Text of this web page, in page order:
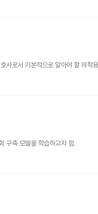
로서 기본적으로 알아야 할 의학
구축 모델을 학습하고자 함.